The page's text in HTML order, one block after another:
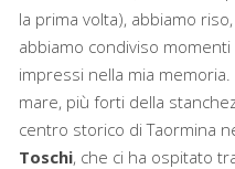
la prima volta), abbiamo
abbiamo condiviso
impressi nella mia
mare, più forti della
centro storico di Taormina
Toschi, che ci ha ospitato